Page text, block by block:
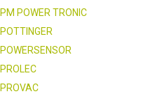
PM POWER TRONIC
POTTINGER
POWERSENSOR
PROLEC
PROVAC